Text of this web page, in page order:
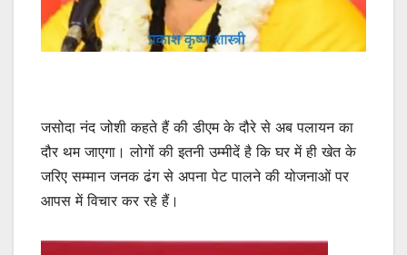
जसोदा नंद जोशी कहते हैं की डीएम के दौरे से अब पलायन का
दौर थम जाएगा। लोगों की इतनी उम्मीदें है कि घर में ही खेत के
जरिए सम्मान जनक ढंग से अपना पेट पालने की योजनाओं पर
आपस में विचार कर रहे हैं।